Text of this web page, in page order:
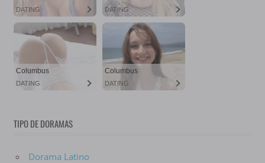
TIPO DE DORAMAS
Dorama Latino